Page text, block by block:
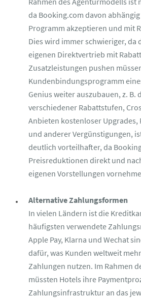
da Booking.com davon
Programm akzeptieren und mit
Dies wird immer schwieriger, da
eigenen Direktvertrieb mit
Zusatzleistungen pushen
Kundenbindungsprogramm
Genius weiter auszubauen, z. B.
verschiedener Rabattstufen,
Anbieten kostenloser
und anderer Vergünstigungen,
deutlich vorteilhafter, da
Preisreduktionen direkt und
eigenen Vorstellungen
Alternative Zahlungsformen
In vielen Ländern ist die
häufigsten verwendete
Apple Pay, Klarna und Wechat
dafür, was Kunden weltweit
Zahlungen nutzen. Im Rahmen
müssten Hotels ihre
Zahlungsinfrastruktur an das